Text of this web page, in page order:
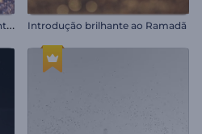
I
ntrodução aos Balões Flutuantes Introdução brilhante ao Ramadã